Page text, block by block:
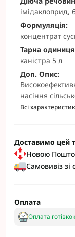
імідаклоприд,
Формуляція:
концентрат
Тарна
каністра 5 л
Доп. Опис:
насіння
Всі
Доставимо цей
Новою
Самовивіз
Оплата
Оплата